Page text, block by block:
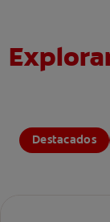
Destacados